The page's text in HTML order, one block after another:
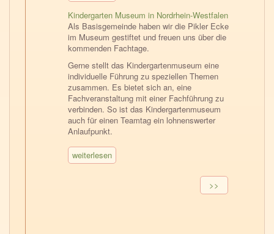
Kindergarten Museum in Nordrhein-Westfalen
Als Basisgemeinde haben wir die Pikler Ecke
im Museum gestiftet und freuen uns über die
kommenden Fachtage.
Gerne stellt das Kindergartenmuseum eine
individuelle Führung zu speziellen Themen
zusammen. Es bietet sich an, eine
Fachveranstaltung mit einer Fachführung zu
verbinden. So ist das Kindergartenmuseum
auch für einen Teamtag ein lohnenswerter
Anlaufpunkt.
weiterlesen
Nächste
Seite
>>